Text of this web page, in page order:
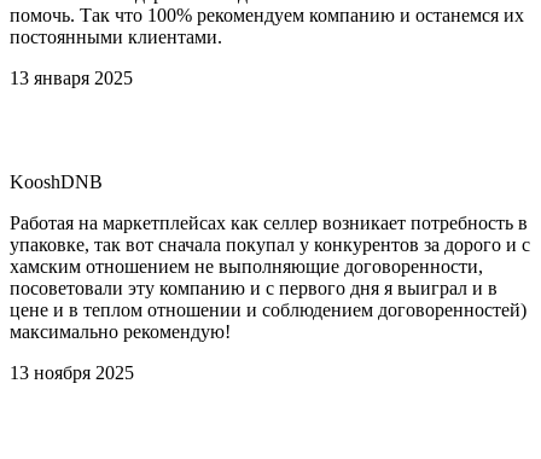
помочь. Так что 100% рекомендуем компанию и останемся их
постоянными клиентами.
13 января 2025
KooshDNB
Работая на маркетплейсах как селлер возникает потребность в
упаковке, так вот сначала покупал у конкурентов за дорого и с
хамским отношением не выполняющие договоренности,
посоветовали эту компанию и с первого дня я выиграл и в
цене и в теплом отношении и соблюдением договоренностей)
максимально рекомендую!
13 ноября 2025